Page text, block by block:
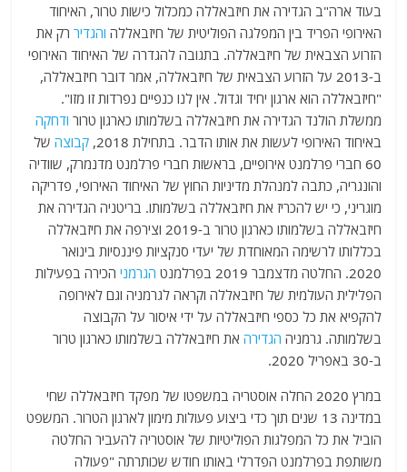
בעוד ארה"ב הגדירה את חיזבאללה כמכלול כישות טרור, האיחוד
האירופי הפריד בין המפלגה הפוליטית של חיזבאללה והגדיר רק את
הזרוע הצבאית של חיזבאללה. בתגובה להגדרה של האיחוד האירופי
ב-2013 על הזרוע הצבאית של חיזבאללה, אמר דובר חיזבאללה,
"חיזבאללה הוא ארגון יחיד וגדול. אין לנו כנפיים נפרדות זו מזו".
ממשלת הולנד הגדירה את חיזבאללה בשלמותו כארגון טרור ודחקה
באיחוד האירופי לעשות את אותו הדבר. בתחילת 2018,
קבוצה של
60 חברי פרלמנט אירופיים, בראשות חברי פרלמנט מדנמרק, שוודיה
והונגריה, כתבה למנהלת מדיניות החוץ של האיחוד האירופי, פדריקה
מוגריני, כי יש להכריז את חיזבאללה בשלמותו. בריטניה הגדירה את
חיזבאללה בשלמותו כארגון טרור ב-2019 וצירפה את חיזבאללה
בכללותו לרשימה המאוחדת של יעדי סנקציות פיננסיות בינואר
2020. החלטה מדצמבר 2019 בפרלמנט
הגרמני הכירה בפעילות
הפלילית העולמית של חיזבאללה וקראה לגרמניה וגם לאירופה
להקפיא את כל כספי חיזבאללה על ידי איסור על הקבוצה
בשלמותה. גרמניה הגדירה את חיזבאללה בשלמותו כארגון טרור
ב-30 באפריל 2020.
במרץ 2020 החלה אוסטריה במשפטו של מפקד חיזבאללה שחי
במדינה 13 שנים תוך כדי ביצוע פעולות מימון לארגון הטרור. המשפט
הוביל את כל המפלגות הפוליטיות של אוסטריה להעביר החלטה
משותפת בפרלמנט הפדרלי באותו חודש שכותרתה "פעולה